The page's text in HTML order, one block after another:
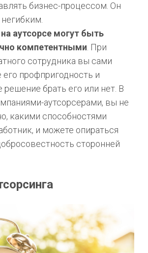
бизнес-процессом. Он
негибким.
аутсорсе могут быть
компетентными. При
сотрудника вы сами
его профпригодность и
решение брать его или нет. В
аутсорсерами, вы не
какими способностями
и можете опираться
сторонней